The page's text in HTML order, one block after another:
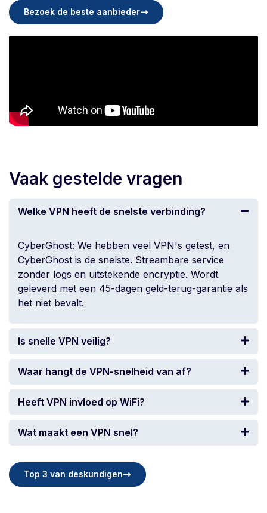
Bezoek de beste aanbieder
Vaak gestelde vragen
Welke VPN heeft de snelste verbinding?
CyberGhost: We hebben veel VPN's getest, en
CyberGhost is de snelste. Streambare service
zonder logs en uitstekende encryptie. Wordt
geleverd met een 45-dagen geld-terug-garantie als
het niet bevalt.
Is snelle VPN veilig?
Waar hangt de VPN-snelheid van af?
Heeft VPN invloed op WiFi?
Wat maakt een VPN snel?
Top 3 van deskundigen